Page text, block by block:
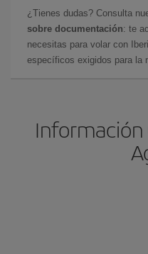
¿Tienes dudas? Consulta
sobre documentación: te
necesitas para volar con
específicos exigidos para la